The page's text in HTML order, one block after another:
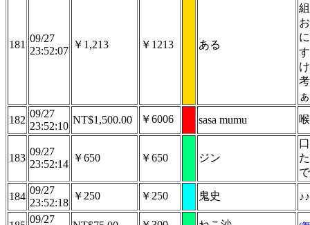
181
09/27
23:52:07
￥1,213 ￥1213 ある
す
182
09/27
23:52:10
NT$1,500.00 ￥6006 sasa mumu
183
09/27
23:52:14
￥650 ￥650 ジン
184
09/27
23:52:18
￥250 ￥250 鬼史
09/27